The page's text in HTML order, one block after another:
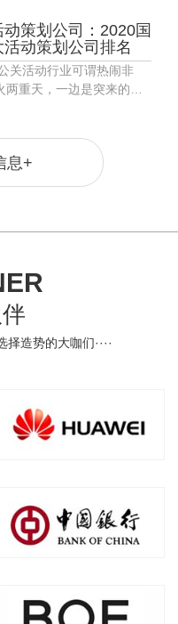
能找对，能使活动事半功
果没找好，不仅影响活
会影响企业的形象，那
样找到靠谱的深圳会务公
呈现一个金字塔的生态体
金字塔最底层的是大量存
与设计工作室，一般承接
简单的、偏执行层的物料
策划公司：2020国
活动策划公司排名
关活动行业可谓热闹非
两重天，一边是突来的疫
市场争夺战触动资本兴
时代变现见顶，流量向精
迈进，传统行业创造新模
息+
造势的大咖们····